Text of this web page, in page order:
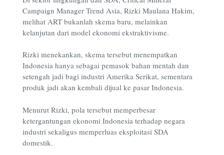
Campaign Manager Trend Asia, Rizki Maulana Hakim,
melihat ART bukanlah skema baru, melainkan
kelanjutan dari model ekonomi ekstraktivisme.
Rizki menekankan, skema tersebut menempatkan
Indonesia hanya sebagai pemasok bahan mentah dan
setengah jadi bagi industri Amerika Serikat, sementara
produk jadi akan kembali dijual ke pasar Indonesia.
Menurut Rizki, pola tersebut memperbesar
ketergantungan ekonomi Indonesia terhadap negara
industri sekaligus memperluas eksploitasi SDA
domestik.